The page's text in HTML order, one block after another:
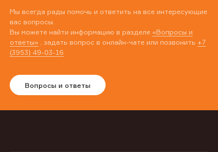
Мы всегда рады помочь и ответить на все интересующие
вас вопросы.
Вы можете найти информацию в разделе «Вопросы и
ответы» , задать вопрос в онлайн-чате или позвонить +7
(3953) 49-03-16
Вопросы и ответы